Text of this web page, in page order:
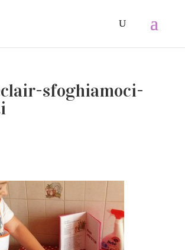
sfoghiamoci-